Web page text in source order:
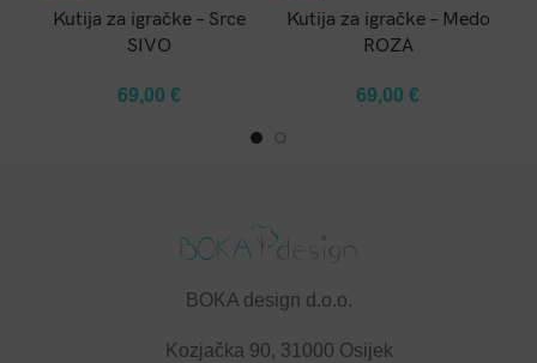
Kutija za igračke – Srce
SIVO
69,00 €
Kutija za igračke – Medo
ROZA
69,00 €
BOKA design d.o.o.
Kozjačka 90, 31000 Osijek